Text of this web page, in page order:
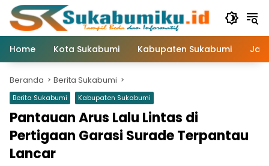
Langsung
konten
Home
Kota Sukabumi Kabupaten Sukabumi
Beranda Berita Sukabumi
Berita Sukabumi Kabupaten Sukabumi
Pantauan Arus Lalu Lintas di
Pertigaan Garasi Surade Terpantau
Lancar